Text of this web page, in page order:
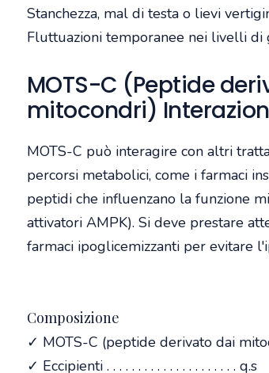
Stanchezza, mal di testa o lievi
Fluttuazioni temporanee nei livelli di
MOTS-C (Peptide
mitocondri)
MOTS-C può interagire con altri
percorsi metabolici, come i farmaci
peptidi che influenzano la funzione
attivatori AMPK). Si deve prestare
farmaci ipoglicemizzanti per evitare
Composizione
✓ MOTS-C (peptide derivato dai
✓ Eccipienti . . . . . . . . . . . . . . . . . . . . . q.s